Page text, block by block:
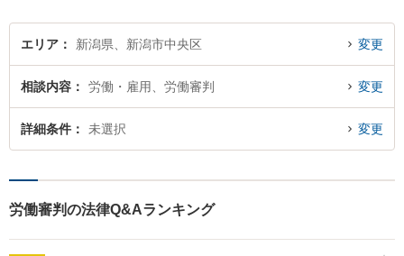
エリア 新潟県、新潟市中央区 変更
相談内容 労働・雇用、労働審判 変更
詳細条件 未選択 変更
労働審判の法律Q&Aランキング